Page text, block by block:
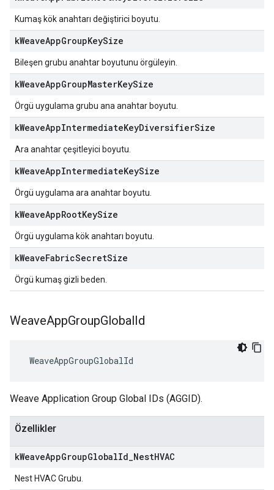
Kumaş kök anahtarı değiştirici boyutu.
kWeaveAppGroupKeySize
Bileşen grubu anahtar boyutunu örgüleyin.
kWeaveAppGroupMasterKeySize
Örgü uygulama grubu ana anahtar boyutu.
kWeaveAppIntermediateKeyDiversifierSize
Ara anahtar çeşitleyici boyutu.
kWeaveAppIntermediateKeySize
Örgü uygulama ara anahtar boyutu.
kWeaveAppRootKeySize
Örgü uygulama kök anahtarı boyutu.
kWeaveFabricSecretSize
Örgü kumaş gizli beden.
WeaveAppGroupGlobalId
WeaveAppGroupGlobalId
Weave Application Group Global IDs (AGGID).
Özellikler
kWeaveAppGroupGlobalId NestHVAC
Nest HVAC Grubu.